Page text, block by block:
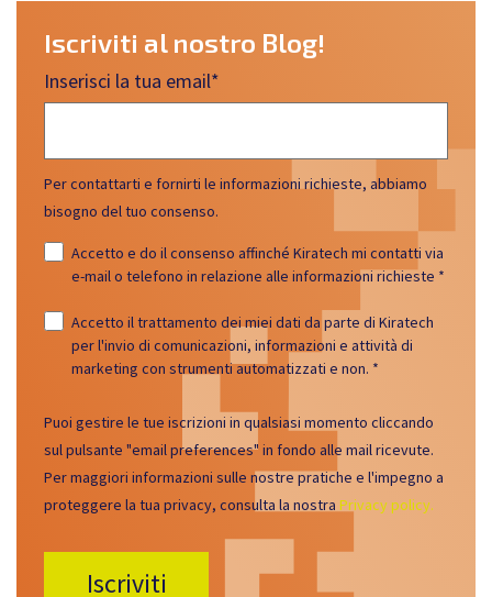
Iscriviti al nostro Blog!
Inserisci la tua email*
Per contattarti e fornirti le informazioni richieste, abbiamo
bisogno del tuo consenso.
Accetto e do il consenso affinché Kiratech mi contatti via
e-mail o telefono in relazione alle informazioni richieste *
Accetto il trattamento dei miei dati da parte di Kiratech
per l'invio di comunicazioni, informazioni e attività di
marketing con strumenti automatizzati e non. *
Puoi gestire le tue iscrizioni in qualsiasi momento cliccando
sul pulsante "email preferences" in fondo alle mail ricevute.
Per maggiori informazioni sulle nostre pratiche e l'impegno a
proteggere la tua privacy, consulta la nostra Privacy policy.